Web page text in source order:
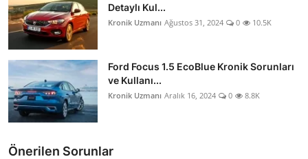
Detaylı Kul...
Kronik Uzmanı Ağustos 31, 2024 0 10.5K
Ford Focus 1.5 EcoBlue Kronik Sorunları
ve Kullanı...
Kronik Uzmanı Aralık 16, 2024 0 8.8K
Önerilen Sorunlar